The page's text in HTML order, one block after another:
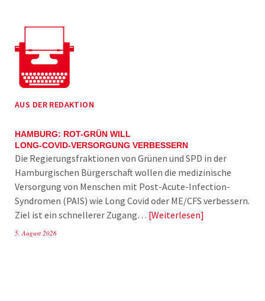
AUS DER REDAKTION
HAMBURG: ROT-GRÜN WILL
LONG-COVID-VERSORGUNG VERBESSERN
Die Regierungsfraktionen von Grünen und SPD in der
Hamburgischen Bürgerschaft wollen die medizinische
Versorgung von Menschen mit Post-Acute-Infection-
Syndromen (PAIS) wie Long Covid oder ME/CFS verbessern.
Ziel ist ein schnellerer Zugang… Weiterlesen
5. August 2026